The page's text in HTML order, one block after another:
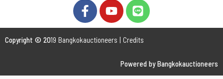
Copyright © 2019 Bangkokauctioneers | Credits
Powered by Bangkokauctioneers